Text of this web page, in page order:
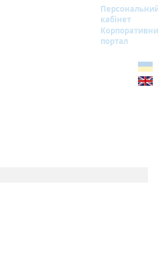
кабінет
портал